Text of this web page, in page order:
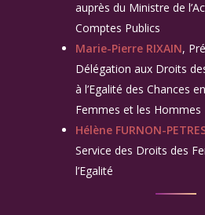
auprès du Ministre de
Comptes Publics
Marie-Pierre RIXAIN,
Délégation aux Droits
à l’Egalité des Chances
Femmes et les Hommes
Hélène FURNON-
Service des Droits des
l’Egalité